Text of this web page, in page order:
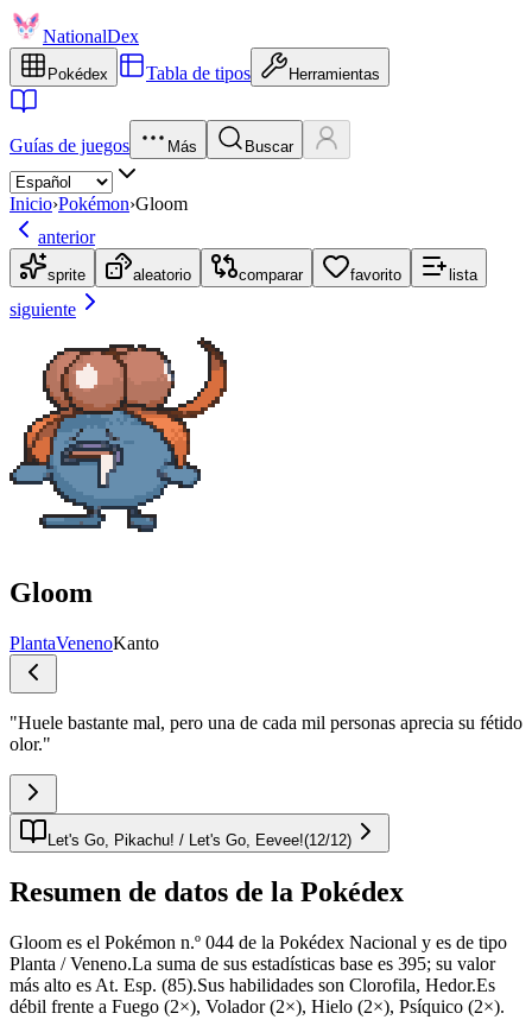
NationalDex
Pokédex Tabla de tipos Herramientas
Guías de juegos Más Buscar
Inicio›Pokémon›Gloom
anterior
sprite aleatorio comparar favorito lista
siguiente
Gloom
PlantaVenenoKanto
"Huele bastante mal, pero una de cada mil personas aprecia su fétido
olor."
Let's Go, Pikachu! / Let's Go, Eevee!(12/12)
Resumen de datos de la Pokédex
Gloom es el Pokémon n.º 044 de la Pokédex Nacional y es de tipo
Planta / Veneno.La suma de sus estadísticas base es 395; su valor
más alto es At. Esp. (85).Sus habilidades son Clorofila, Hedor.Es
débil frente a Fuego (2×), Volador (2×), Hielo (2×), Psíquico (2×).